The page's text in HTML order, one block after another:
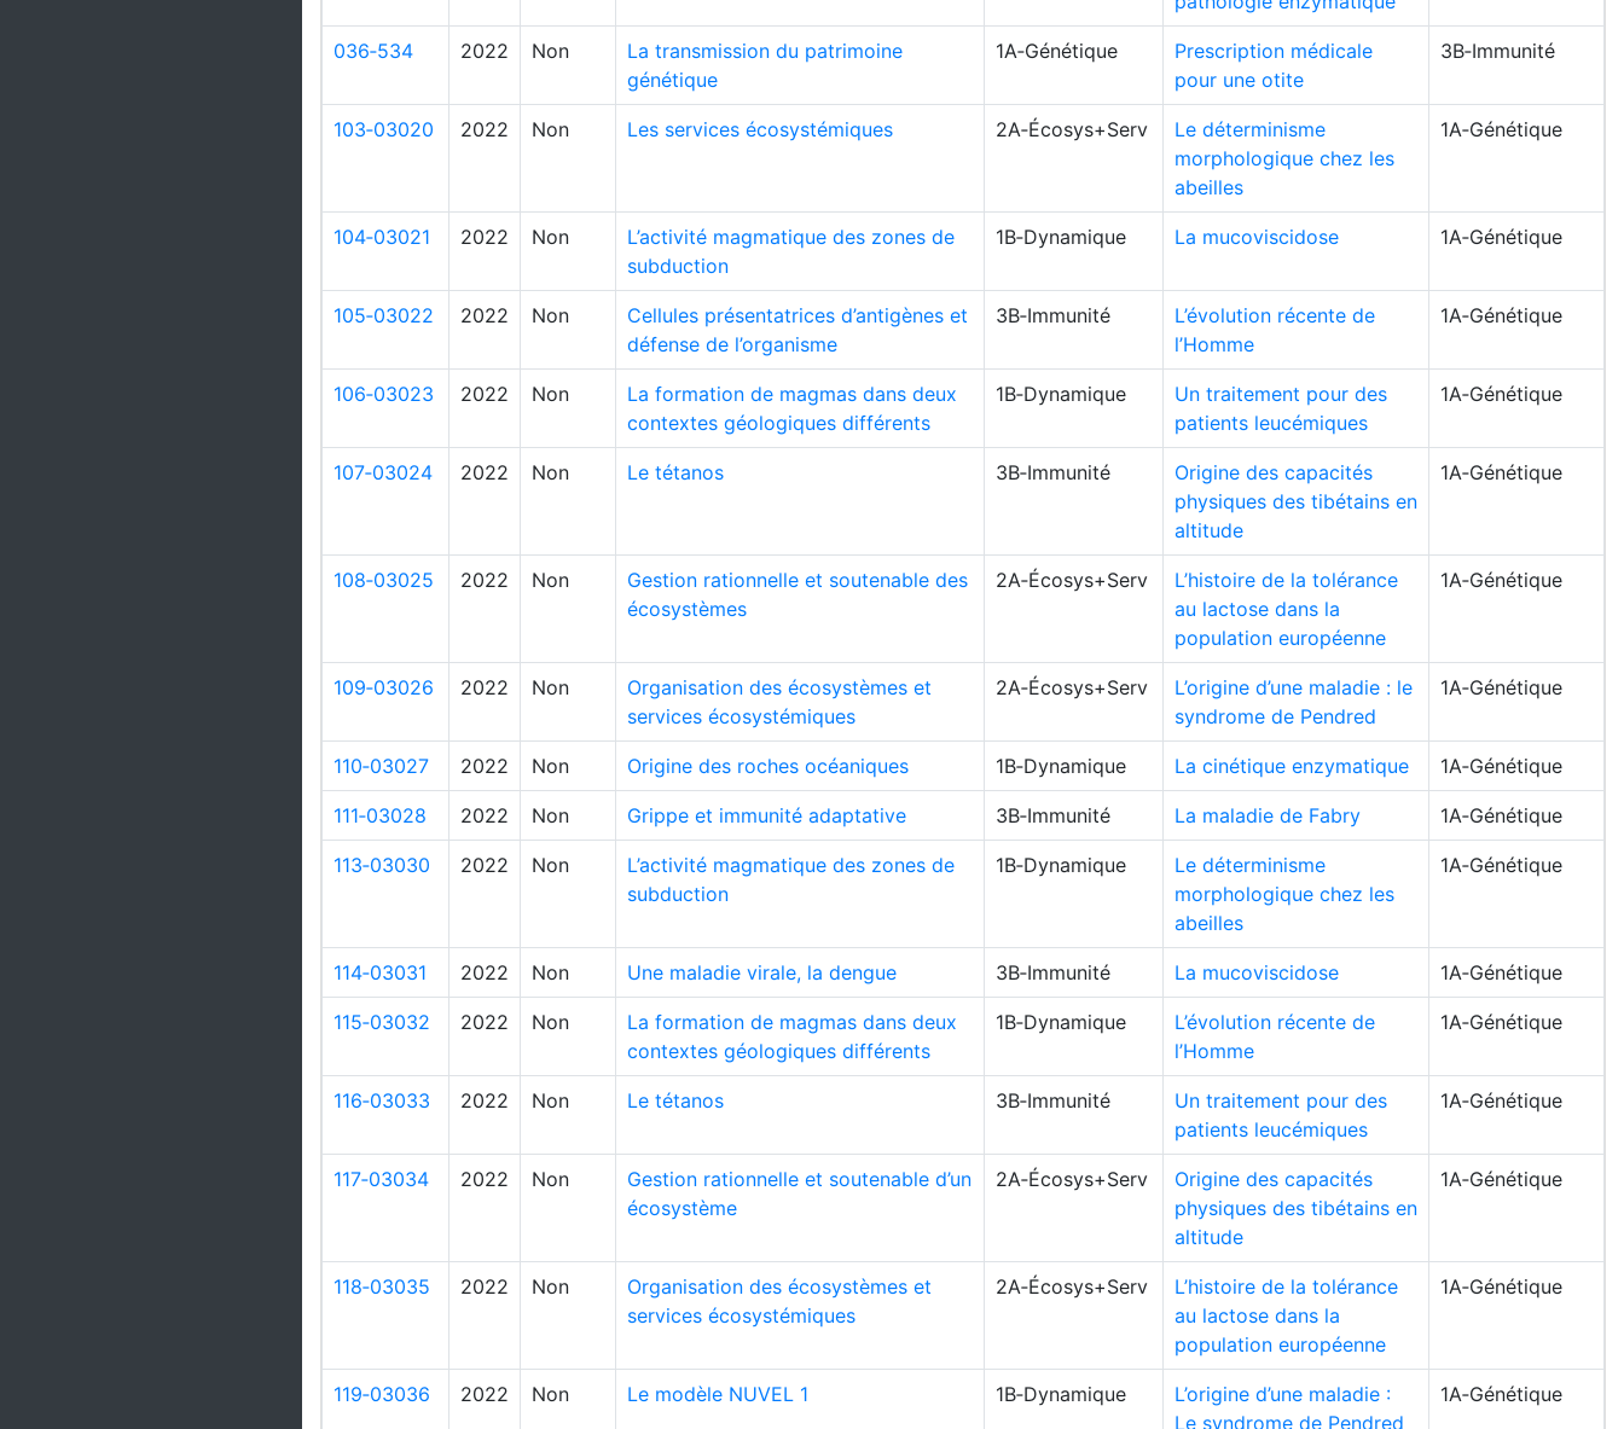
036‑534 2022 Non
La transmission du patrimoine
génétique
1A‑Génétique
Prescription médicale
pour une otite
3B‑Immunité
103‑03020 2022 Non Les services écosystémiques 2A‑Écosys+Serv
Le déterminisme
morphologique chez les
abeilles
1A‑Génétique
104‑03021 2022 Non
L’activité magmatique des zones de
subduction
1B‑Dynamique La mucoviscidose 1A‑Génétique
105‑03022 2022 Non
Cellules présentatrices d’antigènes et
défense de l’organisme
3B‑Immunité
L’évolution récente de
l’Homme
1A‑Génétique
106‑03023 2022 Non
La formation de magmas dans deux
contextes géologiques différents
1B‑Dynamique
Un traitement pour des
patients leucémiques
1A‑Génétique
107‑03024 2022 Non Le tétanos 3B‑Immunité
Origine des capacités
physiques des tibétains en
altitude
1A‑Génétique
108‑03025 2022 Non
Gestion rationnelle et soutenable des
écosystèmes
2A‑Écosys+Serv
L’histoire de la tolérance
au lactose dans la
population européenne
1A‑Génétique
109‑03026 2022 Non
Organisation des écosystèmes et
services écosystémiques
2A‑Écosys+Serv
L’origine d’une maladie : le
syndrome de Pendred
1A‑Génétique
110‑03027 2022 Non Origine des roches océaniques 1B‑Dynamique La cinétique enzymatique 1A‑Génétique
111‑03028 2022 Non Grippe et immunité adaptative 3B‑Immunité La maladie de Fabry 1A‑Génétique
113‑03030 2022 Non
L’activité magmatique des zones de
subduction
1B‑Dynamique
Le déterminisme
morphologique chez les
abeilles
1A‑Génétique
114‑03031 2022 Non Une maladie virale, la dengue 3B‑Immunité La mucoviscidose 1A‑Génétique
115‑03032 2022 Non
La formation de magmas dans deux
contextes géologiques différents
1B‑Dynamique
L’évolution récente de
l’Homme
1A‑Génétique
116‑03033 2022 Non Le tétanos 3B‑Immunité
Un traitement pour des
patients leucémiques
1A‑Génétique
117‑03034 2022 Non
Gestion rationnelle et soutenable d’un
écosystème
2A‑Écosys+Serv
Origine des capacités
physiques des tibétains en
altitude
1A‑Génétique
118‑03035 2022 Non
Organisation des écosystèmes et
services écosystémiques
2A‑Écosys+Serv
L’histoire de la tolérance
au lactose dans la
population européenne
1A‑Génétique
119‑03036 2022 Non Le modèle NUVEL 1 1B‑Dynamique
L’origine d’une maladie :
Le syndrome de Pendred
1A‑Génétique